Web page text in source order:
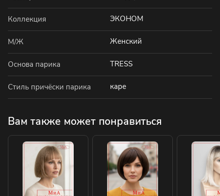
Коллекция ЭКОНОМ
М/Ж Женский
Основа парика TRESS
Стиль причёски парика каре
Вам также может понравиться